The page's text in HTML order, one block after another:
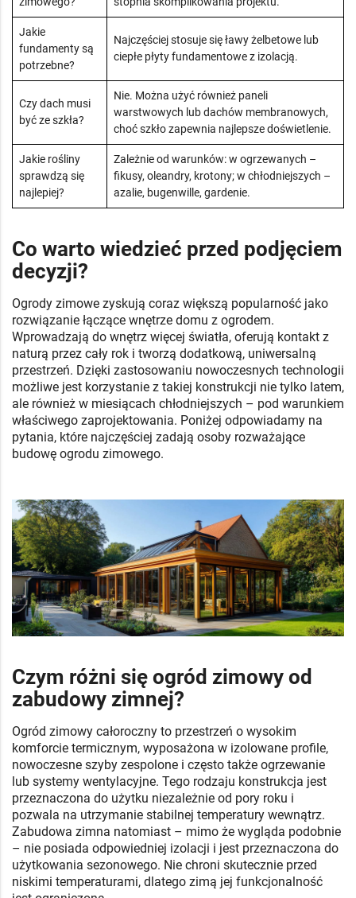
Jakie
fundamenty są
potrzebne?
Najczęściej stosuje się ławy żelbetowe lub
ciepłe płyty fundamentowe z izolacją.
Czy dach musi
być ze szkła?
Nie. Można użyć również paneli
warstwowych lub dachów membranowych,
choć szkło zapewnia najlepsze doświetlenie.
Jakie rośliny
sprawdzą się
najlepiej?
Zależnie od warunków: w ogrzewanych –
fikusy, oleandry, krotony; w chłodniejszych –
azalie, bugenwille, gardenie.
Co warto wiedzieć przed podjęciem
decyzji?
Ogrody zimowe zyskują coraz większą popularność jako
rozwiązanie łączące wnętrze domu z ogrodem.
Wprowadzają do wnętrz więcej światła, oferują kontakt z
naturą przez cały rok i tworzą dodatkową, uniwersalną
przestrzeń. Dzięki zastosowaniu nowoczesnych technologii
możliwe jest korzystanie z takiej konstrukcji nie tylko latem,
ale również w miesiącach chłodniejszych – pod warunkiem
właściwego zaprojektowania. Poniżej odpowiadamy na
pytania, które najczęściej zadają osoby rozważające
budowę ogrodu zimowego.
Czym różni się ogród zimowy od
zabudowy zimnej?
Ogród zimowy całoroczny to przestrzeń o wysokim
komforcie termicznym, wyposażona w izolowane profile,
nowoczesne szyby zespolone i często także ogrzewanie
lub systemy wentylacyjne. Tego rodzaju konstrukcja jest
przeznaczona do użytku niezależnie od pory roku i
pozwala na utrzymanie stabilnej temperatury wewnątrz.
Zabudowa zimna natomiast – mimo że wygląda podobnie
– nie posiada odpowiedniej izolacji i jest przeznaczona do
użytkowania sezonowego. Nie chroni skutecznie przed
niskimi temperaturami, dlatego zimą jej funkcjonalność